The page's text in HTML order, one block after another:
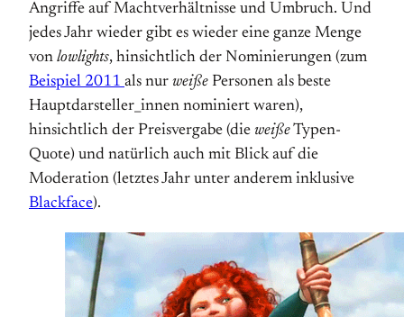
Angriffe auf Machtverhältnisse und Umbruch. Und
jedes Jahr wieder gibt es wieder eine ganze Menge
von lowlights, hinsichtlich der Nominierungen (zum
Beispiel 2011 als nur weiße Personen als beste
Hauptdarsteller_innen nominiert waren),
hinsichtlich der Preisvergabe (die weißeTypen-
Quote) und natürlich auch mit Blick auf die
Moderation (letztes Jahr unter anderem inklusive
Blackface).